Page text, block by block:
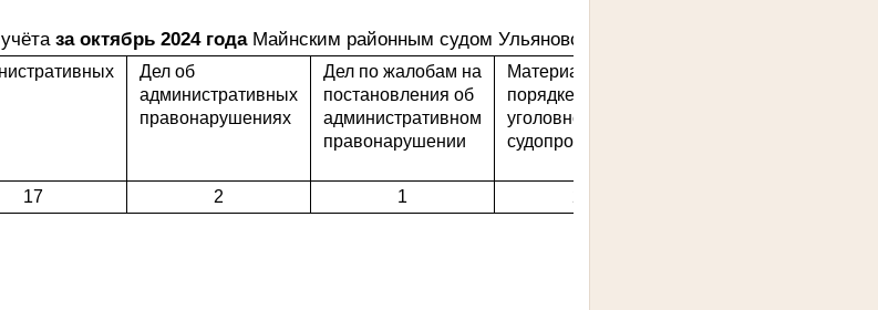
за октябрь 2024 годаМайнским районным судом Ульяновской области рассмотрено
Дел об
административных
правонарушениях
Дел по жалобам на
постановления об
административном
правонарушении
Материалов в
порядке
уголовного
судопроизводства
17 2 1